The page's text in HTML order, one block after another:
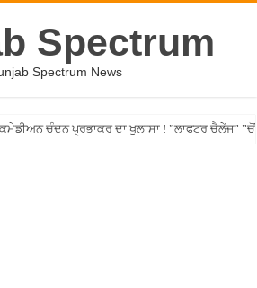
Spectrum
Spectrum News
ਕਮੇਡੀਅਨ ਚੰਦਨ ਪ੍ਰਭਾਕਰ ਦਾ ਖੁਲਾਸਾ ! ”ਲਾਫਟਰ ਚੈਲੇਂਜ”